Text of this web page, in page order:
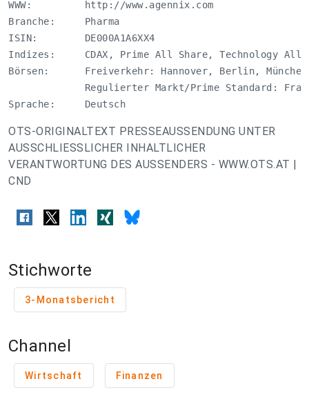
WWW:         http://www.agennix.com
Branche:     Pharma
ISIN:        DE000A1A6XX4
Indizes:     CDAX, Prime All Share, Technology All
Börsen:      Freiverkehr: Hannover, Berlin,
Regulierter Markt/Prime Standard:
Sprache:     Deutsch
OTS-ORIGINALTEXT PRESSEAUSSENDUNG UNTER
AUSSCHLIESSLICHER INHALTLICHER
VERANTWORTUNG DES AUSSENDERS - WWW.OTS.AT |
CND
Stichworte
3-Monatsbericht
Channel
Wirtschaft Finanzen